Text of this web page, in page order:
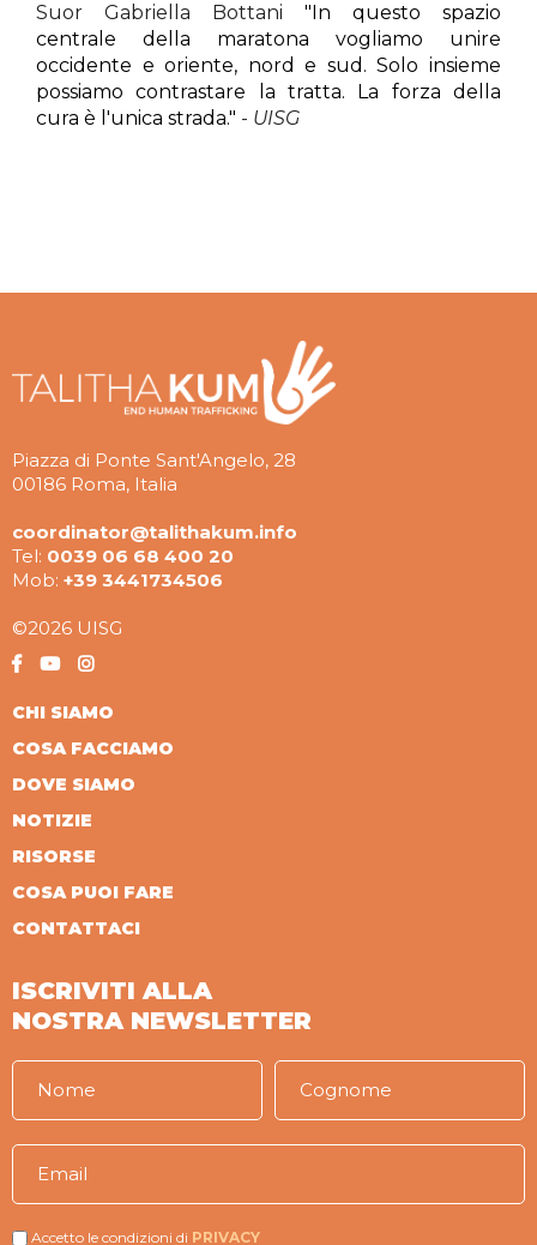
Suor Gabriella Bottani "In questo spazio
centrale della maratona vogliamo unire
occidente e oriente, nord e sud. Solo insieme
possiamo contrastare la tratta. La forza della
cura è l'unica strada." - UISG
Piazza di Ponte Sant'Angelo, 28
00186 Roma, Italia
coordinator@talithakum.info
Tel: 0039 06 68 400 20
Mob: +39 3441734506
©2026 UISG
CHI SIAMO
COSA FACCIAMO
DOVE SIAMO
NOTIZIE
RISORSE
COSA PUOI FARE
CONTATTACI
ISCRIVITI ALLA
NOSTRA NEWSLETTER
Accetto le condizioni di PRIVACY